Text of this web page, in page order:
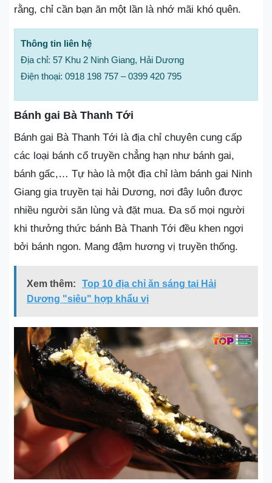
rằng, chỉ cần bạn ăn một lần là nhớ mãi khó quên.
Thông tin liên hệ
Địa chỉ: 57 Khu 2 Ninh Giang, Hải Dương
Điện thoại: 0918 198 757 – 0399 420 795
Bánh gai Bà Thanh Tới
Bánh gai Bà Thanh Tới là địa chỉ chuyên cung cấp
các loại bánh cổ truyền chẳng hạn như bánh gai,
bánh gấc,… Tự hào là một địa chỉ làm bánh gai Ninh
Giang gia truyền tại hải Dương, nơi đây luôn được
nhiều người săn lùng và đặt mua. Đa số mọi người
khi thưởng thức bánh Bà Thanh Tới đều khen ngợi
bởi bánh ngon. Mang đậm hương vị truyền thống.
Xem thêm:
Top 10 địa chỉ ăn sáng tại Hải
Dương "siêu" hợp khẩu vị